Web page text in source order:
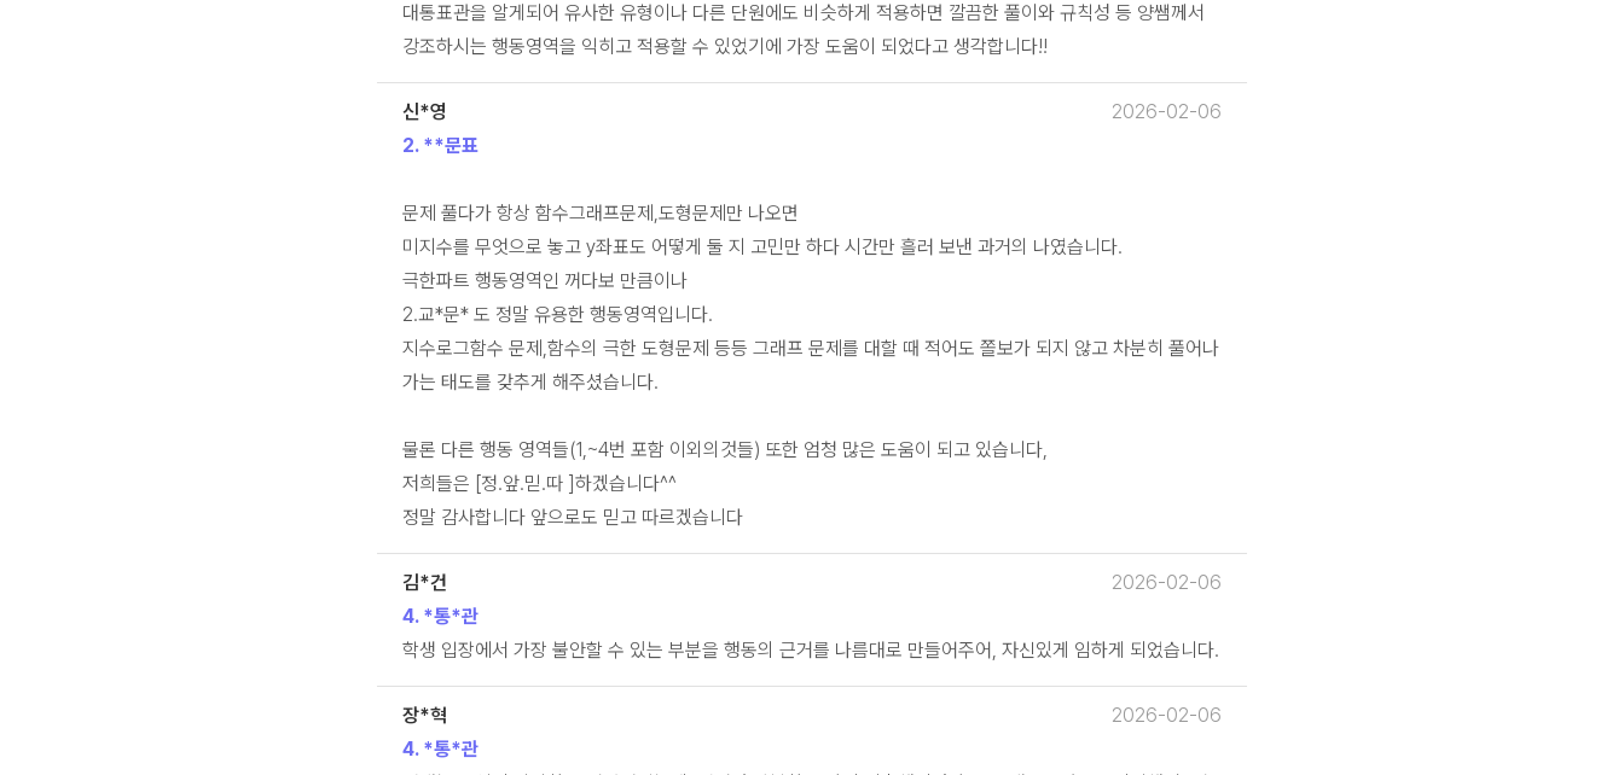
대통표관을 알게되어 유사한 유형이나 다른 단원에도 비슷하게 적용하면 깔끔한 풀이와 규칙성 등 양쌤께서
강조하시는 행동영역을 익히고 적용할 수 있었기에 가장 도움이 되었다고 생각합니다!!
신*영
2026-02-06
2. **문표
문제 풀다가 항상 함수그래프문제,도형문제만 나오면
미지수를 무엇으로 놓고 y좌표도 어떻게 둘 지 고민만 하다 시간만 흘러 보낸 과거의 나였습니다.
극한파트 행동영역인 꺼다보 만큼이나
2.교*문* 도 정말 유용한 행동영역입니다.
지수로그함수 문제,함수의 극한 도형문제 등등 그래프 문제를 대할 때 적어도 쫄보가 되지 않고 차분히 풀어나
가는 태도를 갖추게 해주셨습니다.
물론 다른 행동 영역들(1,~4번 포함 이외의것들) 또한 엄청 많은 도움이 되고 있습니다,
저희들은 [정.앞.믿.따 ]하겠습니다^^
정말 감사합니다 앞으로도 믿고 따르겠습니다
김*건
2026-02-06
4. *통*관
학생 입장에서 가장 불안할 수 있는 부분을 행동의 근거를 나름대로 만들어주어, 자신있게 임하게 되었습니다.
장*혁
2026-02-06
4. *통*관